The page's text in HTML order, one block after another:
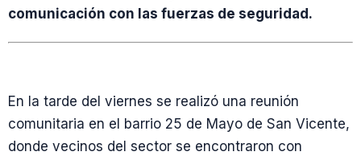
comunicación con las fuerzas de seguridad.
En la tarde del viernes se realizó una reunión
comunitaria en el barrio 25 de Mayo de San Vicente,
donde vecinos del sector se encontraron con